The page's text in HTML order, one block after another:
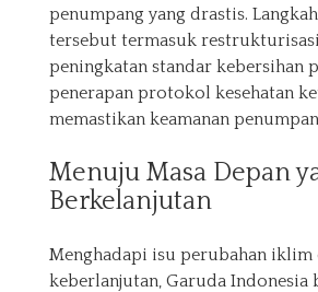
penumpang yang drastis.
tersebut termasuk
peningkatan standar kebersihan
penerapan protokol kesehatan
memastikan keamanan
Menuju Masa Depan
Berkelanjutan
Menghadapi isu perubahan iklim
keberlanjutan, Garuda